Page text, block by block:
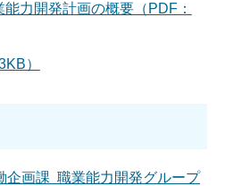
力開発計画の概要（PDF：
）
企画課 職業能力開発グループ